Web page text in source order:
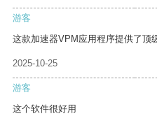
游客
这款加速器VPM应用程序提供了顶
2025-10-25
游客
这个软件很好用